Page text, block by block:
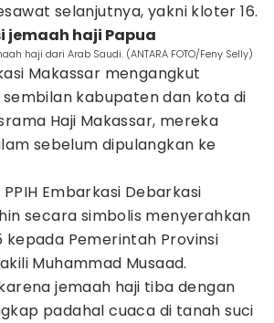
selanjutnya, yakni kloter 16.
jemaah haji Papua
haji dari Arab Saudi. (ANTARA FOTO/Feny Selly)
Makassar mengangkut
sembilan kabupaten dan kota di
Haji Makassar, mereka
sebelum dipulangkan ke
Embarkasi Debarkasi
secara simbolis menyerahkan
kepada Pemerintah Provinsi
Muhammad Musaad.
jemaah haji tiba dengan
padahal cuaca di tanah suci